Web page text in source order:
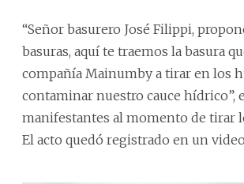
“Señor basurero José Filippi,
basuras, aquí te traemos la basura
compañía Mainumby a tirar en los
contaminar nuestro cauce hídrico”,
manifestantes al momento de tirar
El acto quedó registrado en un